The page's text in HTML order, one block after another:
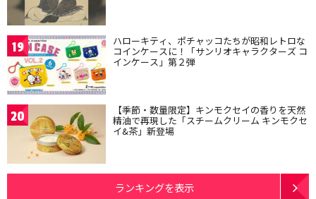
19 ハローキティ、ポチャッコたちが昭和レトロな
コインケースに！「サンリオキャラクターズ コ
インケース」第２弾
20 【季節・数量限定】キンモクセイの香りを天然
精油で再現した「スチームクリーム キンモクセ
イ&茶」新登場
ランキングを表示